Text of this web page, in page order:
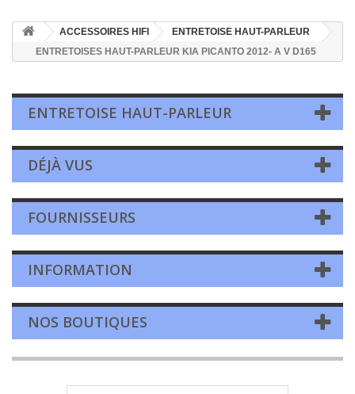
ACCESSOIRES HIFI
ENTRETOISE HAUT-PARLEUR
ENTRETOISES HAUT-PARLEUR KIA PICANTO 2012- A V D165
ENTRETOISE HAUT-PARLEUR
DÉJÀ VUS
FOURNISSEURS
INFORMATION
NOS BOUTIQUES